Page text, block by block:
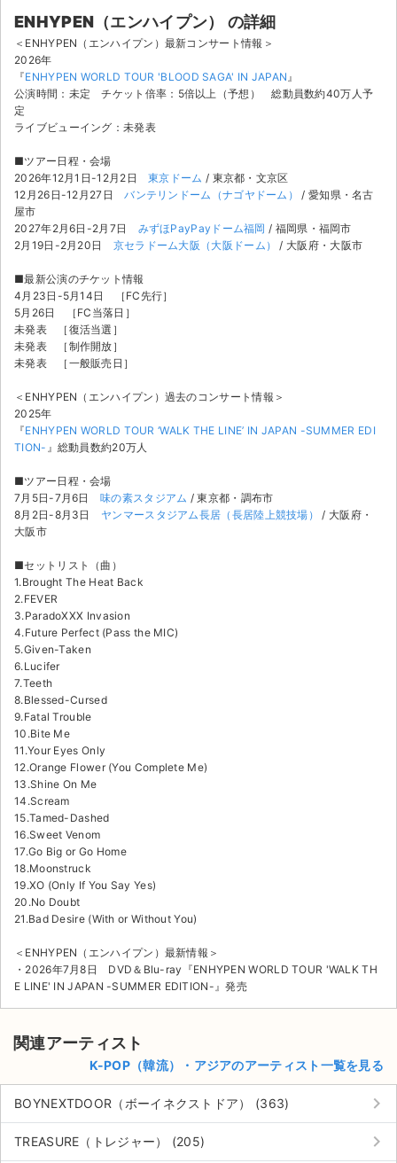
サイト情報
チケットジャム運営会社
チケットジャム利用規約
プライバシーポリシー
特定商取引法に基づく表記
公演登録依頼
不正転売禁止法について
チケットジャムの取り組み
音楽情報
ENHYPEN（エンハイプン） の詳細
＜ENHYPEN（エンハイプン）最新コンサート情報＞
2026年
『ENHYPEN WORLD TOUR 'BLOOD SAGA' IN JAPAN 』
公演時間：未定 チケット倍率：5倍以上（予想） 総動員数約40万人予
定
ライブビューイング：未発表
■ツアー日程・会場
2026年12月1日-12月2日東京ドーム / 東京都・文京区
12月26日-12月27日バンテリンドーム（ナゴヤドーム）
/ 愛知県・名古
屋市
2027年2月6日-2月7日 みずほPayPayドーム福岡 / 福岡県・福岡市
2月19日-2月20日 京セラドーム大阪（大阪ドーム） / 大阪府・大阪市
■最新公演のチケット情報
4月23日-5月14日 ［FC先行］
5月26日 ［FC当落日］
未発表 ［復活当選］
未発表 ［制作開放］
未発表 ［一般販売日］
＜ENHYPEN（エンハイプン）過去のコンサート情報＞
2025年
『ENHYPEN WORLD TOUR ‘WALK THE LINE’ IN JAPAN -SUMMER EDI
TION- 』総動員数約20万人
■ツアー日程・会場
7月5日-7月6日味の素スタジアム / 東京都・調布市
8月2日-8月3日 ヤンマースタジアム長居（長居陸上競技場）
/ 大阪府・
大阪市
■セットリスト（曲）
1.Brought The Heat Back
2.FEVER
3.ParadoXXX Invasion
4.Future Perfect (Pass the MIC)
5.Given-Taken
6.Lucifer
7.Teeth
8.Blessed-Cursed
9.Fatal Trouble
10.Bite Me
11.Your Eyes Only
12.Orange Flower (You Complete Me)
13.Shine On Me
14.Scream
15.Tamed-Dashed
16.Sweet Venom
17.Go Big or Go Home
18.Moonstruck
19.XO (Only If You Say Yes)
20.No Doubt
21.Bad Desire (With or Without You)
＜ENHYPEN（エンハイプン）最新情報＞
・2026年7月8日 DVD＆Blu-ray『ENHYPEN WORLD TOUR 'WALK TH
E LINE' IN JAPAN -SUMMER EDITION-』発売
関連アーティスト
K-POP（韓流）・アジアのアーティスト一覧を見る
BOYNEXTDOOR（ボーイネクストドア） (363) keyboard_arrow_right
TREASURE（トレジャー） (205) keyboard_arrow_right